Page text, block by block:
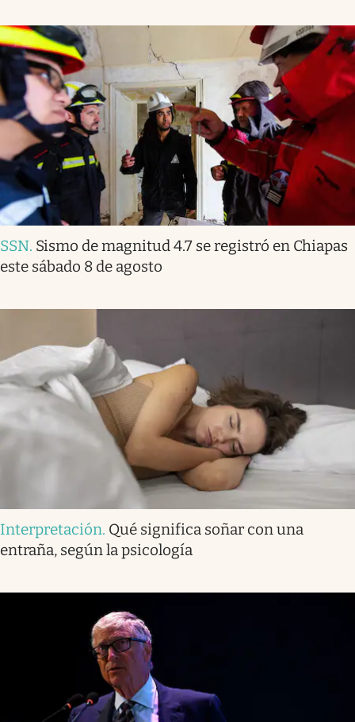
SSN. Sismo de magnitud 4.7 se registró en Chiapas
este sábado 8 de agosto
Interpretación. Qué significa soñar con una
entraña, según la psicología